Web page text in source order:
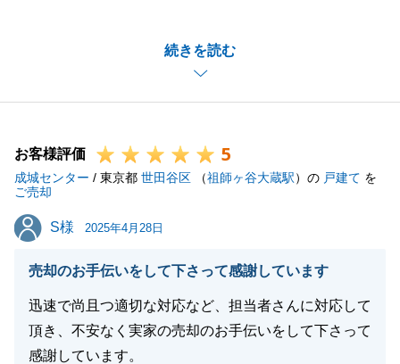
続きを読む
遠方にお住いのため、ご売却活動のお打ち合わせは、
オンラインで行わせて頂きました。
月に1度ほど、オンライン上で顔を合わせてお打ち合
齟齬がなく進めることができました。
またご住宅について、お困りごとがございましたら、
お気軽にお申しつけくださいませ。
閉じる
お客様評価 5
成城センター / 東京都 世田谷区 （祖師ヶ谷大蔵駅）の 戸建て を
ご売却
S様
S様 2025年4月28日
売却のお手伝いをして下さって感謝しています
迅速で尚且つ適切な対応など、担当者さんに対応して
頂き、不安なく実家の売却のお手伝いをして下さって
感謝しています。